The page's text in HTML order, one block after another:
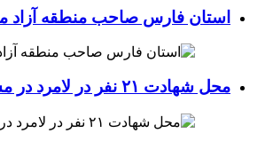
استان فارس صاحب منطقه آزاد
محل شهادت ۲۱ نفر در لامرد در مسیر ثبت ملی قرار گرفت